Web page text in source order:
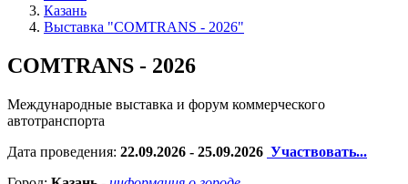
Казань
Выставка "COMTRANS - 2026"
COMTRANS - 2026
Международные выставка и форум коммерческого
автотранспорта
Дата проведения: 22.09.2026 - 25.09.2026 Участвовать...